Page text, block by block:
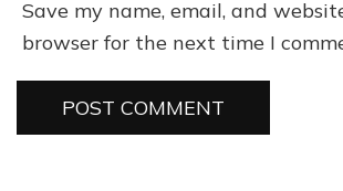
Save my name, email, and
browser for the next time I